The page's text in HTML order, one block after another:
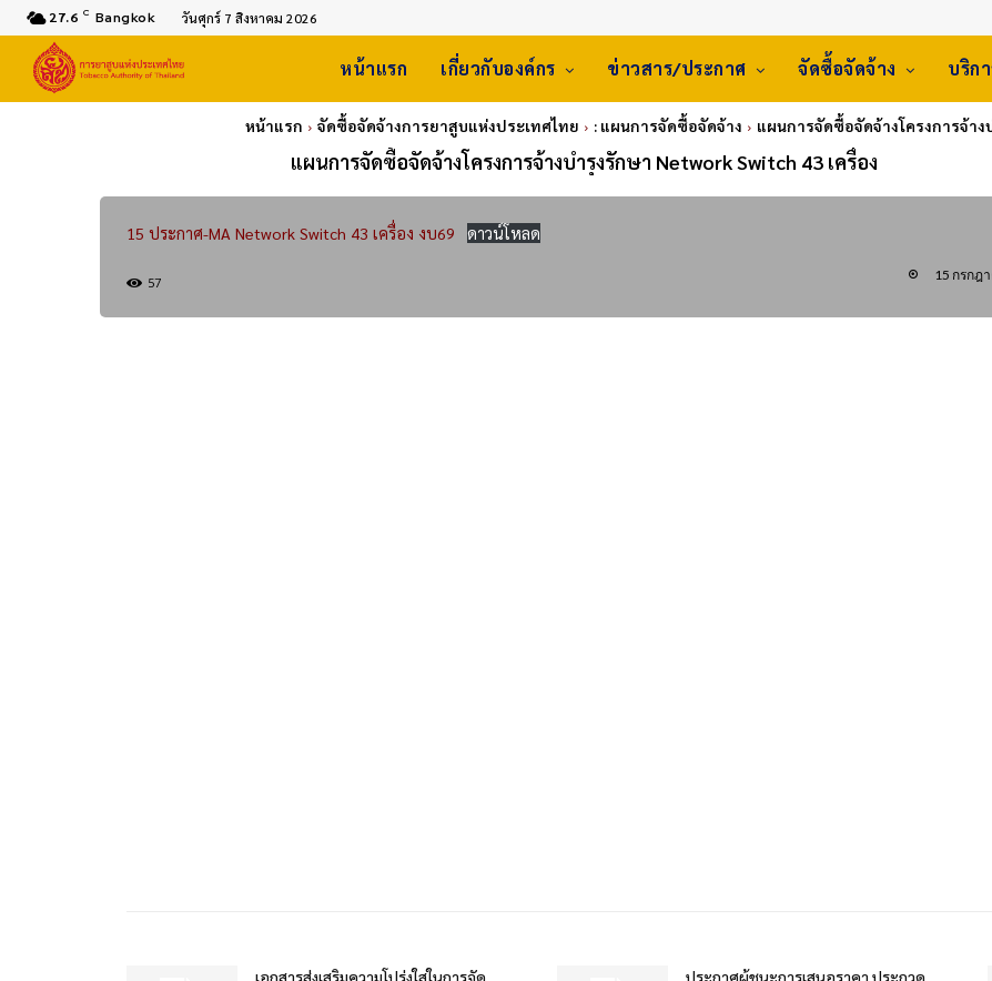
27.6 C Bangkok วันศุกร์ 7 สิงหาคม 2026
หน้าแรก เกี่ยวกับองค์กร ข่าวสาร/ประกาศ จัดซื้อจัดจ้าง บริก
หน้าแรก จัดซื้อจัดจ้างการยาสูบแห่งประเทศไทย : แผนการจัดซื้อจัดจ้าง แผนการจัดซื้อจัดจ้างโครงการจ้า
แผนการจัดซื้อจัดจ้างโครงการจ้างบำรุงรักษา Network Switch 43 เครื่อง
15 ประกาศ-MA Network Switch 43 เครื่อง งบ69 ดาวน์โหลด
57 15 กรกฎ
เอกสารส่งเสริมความโปร่งใสในการจัด
ประกาศผู้ชนะการเสนอราคา ประกวด